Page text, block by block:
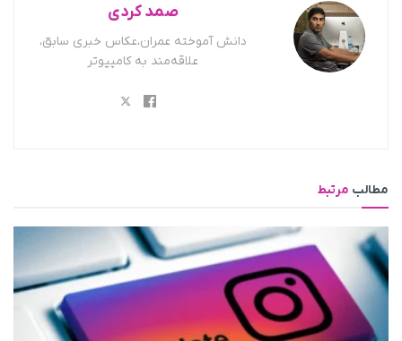
صمد کردی
دانش آموخته عمران،عکاس خبری سابق،
علاقه‌مند به کامپیوتر
مطالب مرتبط